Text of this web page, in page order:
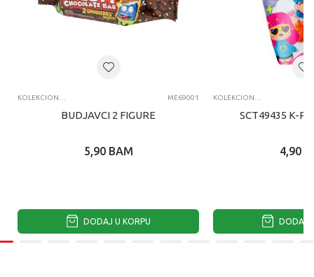
KOLEKCIONARSKE FIGURE I SETOVI ME69001
BUDJAVCI 2 FIGURE
5,90 BAM
DODAJ U KORPU
KOLEKCIONARSKE FIGURE I SETOVI
SCT49435 K-
4,90
DODAJ